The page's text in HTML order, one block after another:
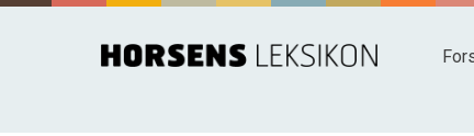
Spring